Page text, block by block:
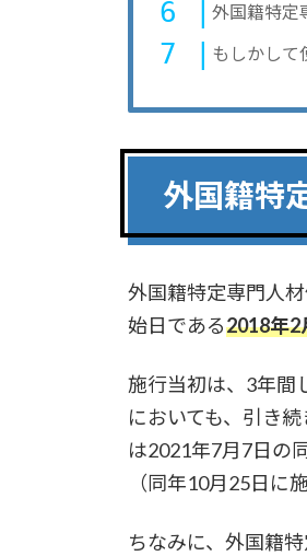
外国籍特定
もしかして
外国籍特
外国籍特定専門人
始日である2018年2
施行当初は、3年間
においても、引き
は2021年7月7日の
（同年10月25日に
ちなみに、外国籍